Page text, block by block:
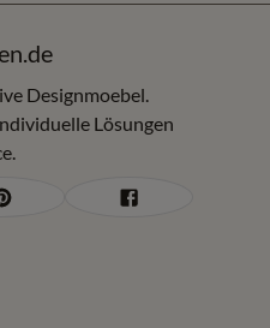
Umkreis von rund 150 km
Schlafcouches,
mit Beratung zu Komfort
Schlafsofas für
Designmoebel.
Lösungen